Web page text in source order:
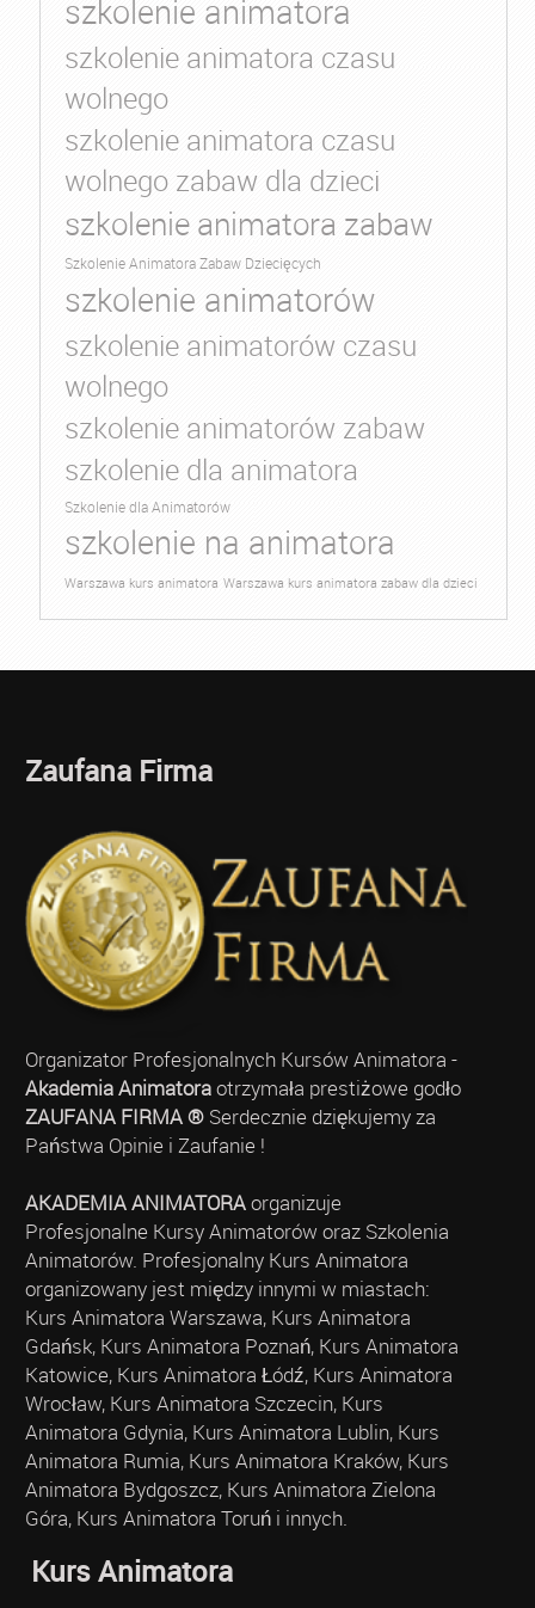
szkolenie animatora
szkolenie animatora czasu
wolnego
szkolenie animatora czasu
wolnego zabaw dla dzieci
szkolenie animatora zabaw
Szkolenie Animatora Zabaw Dziecięcych
szkolenie animatorów
szkolenie animatorów czasu
wolnego
szkolenie animatorów zabaw
szkolenie dla animatora
Szkolenie dla Animatorów
szkolenie na animatora
Warszawa kurs animatora Warszawa kurs animatora zabaw dla dzieci
Zaufana Firma
Organizator Profesjonalnych Kursów Animatora -
Akademia Animatoraotrzymała prestiżowe godło
ZAUFANA FIRMA ®Serdecznie dziękujemy za
Państwa Opinie i Zaufanie !
AKADEMIA ANIMATORAorganizuje
Profesjonalne Kursy Animatorów oraz Szkolenia
Animatorów. Profesjonalny Kurs Animatora
organizowany jest między innymi w miastach:
Kurs Animatora Warszawa, Kurs Animatora
Gdańsk, Kurs Animatora Poznań, Kurs Animatora
Katowice, Kurs Animatora Łódź, Kurs Animatora
Wrocław, Kurs Animatora Szczecin, Kurs
Animatora Gdynia, Kurs Animatora Lublin, Kurs
Animatora Rumia, Kurs Animatora Kraków, Kurs
Animatora Bydgoszcz, Kurs Animatora Zielona
Góra, Kurs Animatora Toruń i innych.
Kurs Animatora